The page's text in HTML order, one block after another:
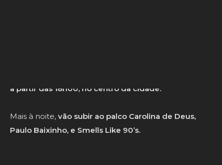
a partir das 18h00, no centro da cidade.
Mais à noite, vão subir ao palco Carolina de Deus,
Paulo Baixinho, e Smells Like 90’s.